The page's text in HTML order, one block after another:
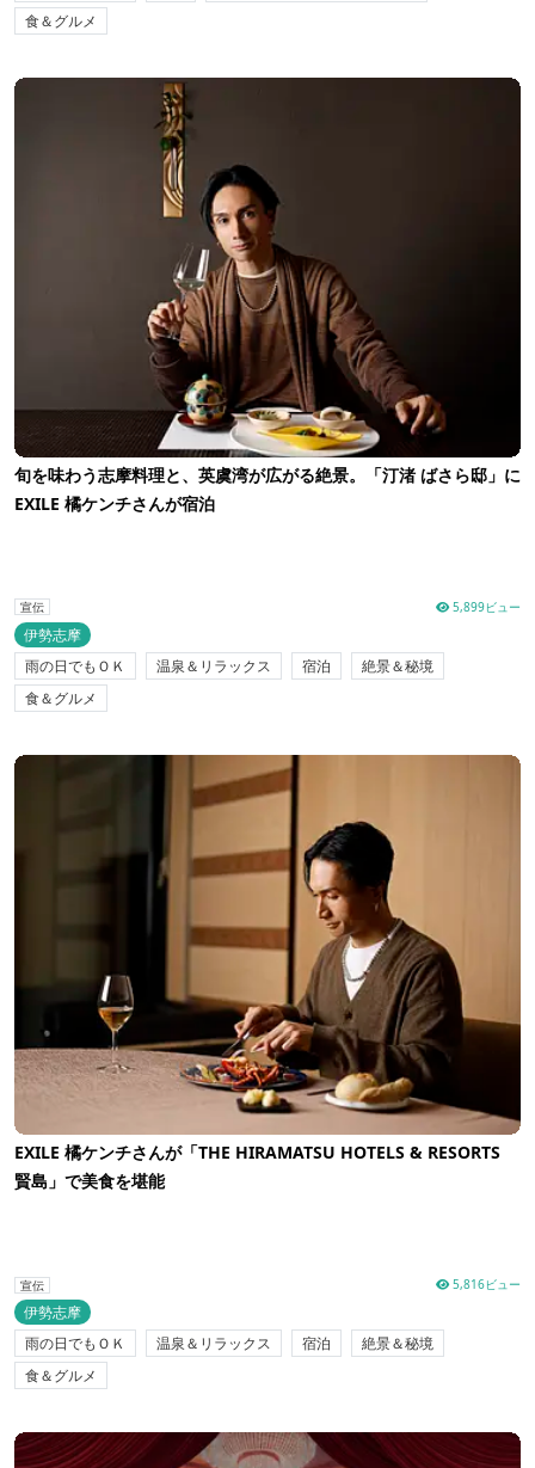
食＆グルメ
旬を味わう志摩料理と、英虞湾が広がる絶景。「汀渚 ばさら邸」に
EXILE 橘ケンチさんが宿泊
宣伝 5,899ビュー
伊勢志摩
雨の日でもＯＫ
温泉＆リラックス 宿泊
絶景＆秘境
食＆グルメ
EXILE 橘ケンチさんが「THE HIRAMATSU HOTELS & RESORTS
賢島」で美食を堪能
宣伝 5,816ビュー
伊勢志摩
雨の日でもＯＫ
温泉＆リラックス 宿泊
絶景＆秘境
食＆グルメ